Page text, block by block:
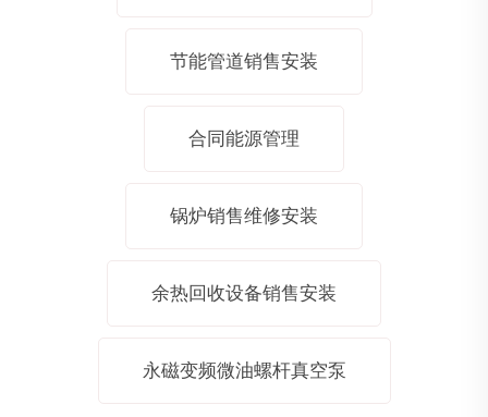
节能管道销售安装
合同能源管理
锅炉销售维修安装
余热回收设备销售安装
永磁变频微油螺杆真空泵